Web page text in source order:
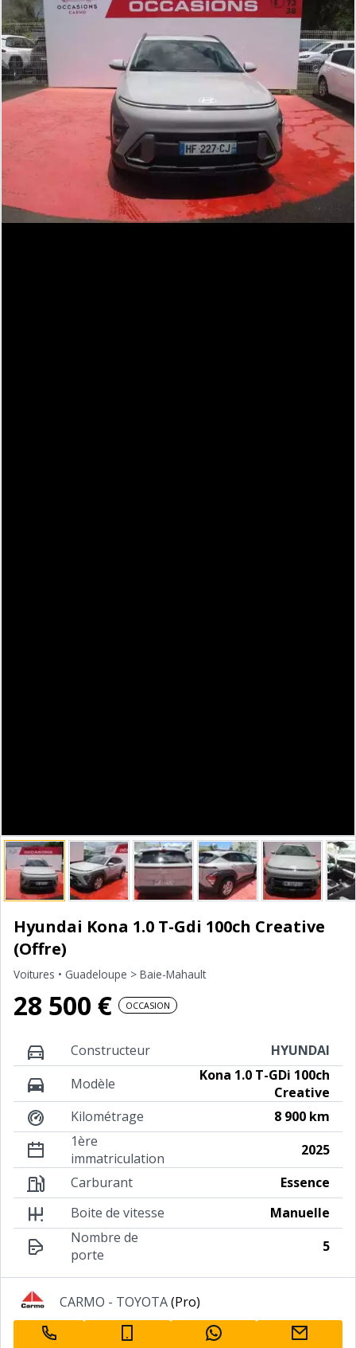
Hyundai Kona 1.0 T-Gdi 100ch Creative
(Offre)
Voitures • Guadeloupe > Baie-Mahault
28 500 € OCCASION
Constructeur
HYUNDAI
Modèle
Kona 1.0 T-GDi 100ch
Creative
Kilométrage
8 900 km
1ère
immatriculation
2025
Carburant
Essence
Boite de vitesse
Manuelle
Nombre de
porte
5
Annonceur
professionnel
CARMO - TOYOTA(Pro)